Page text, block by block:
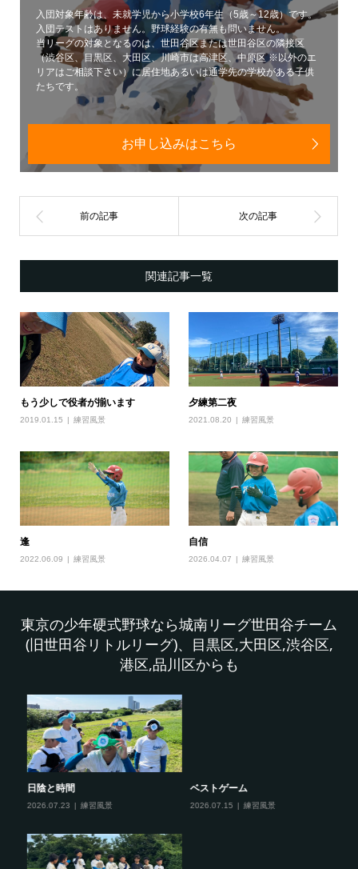
入団対象年齢は、未就学児から小学校6年生（5歳～12歳）です。
入団テストはありません。野球経験の有無も問いません。
当リーグの対象となるのは、世田谷区または世田谷区の隣接区
（渋谷区、目黒区、大田区、川崎市は高津区、中原区 ※以外のエ
リアはご相談下さい）に居住地あるいは通学先の学校がある子供
たちです。
お申し込みはこちら
関連記事一覧
もう少しで役者が揃います
2019.01.15 練習風景
夕練第二夜
2021.08.20 練習風景
逢
2022.06.09 練習風景
自信
2026.04.07 練習風景
東京の少年硬式野球なら城南リーグ世田谷チーム
(旧世田谷リトルリーグ)、目黒区,大田区,渋谷区,
港区,品川区からも
ベストゲーム
2026.07.15 練習風景
反応
2026.07.13 練習風景